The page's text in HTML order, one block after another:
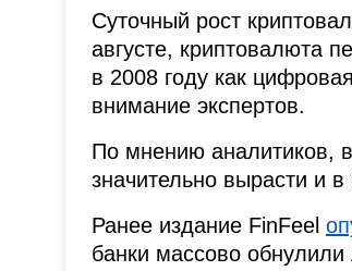
Суточный рост
августе, криптовалюта
в 2008 году как
внимание экспертов.
По мнению аналитиков,
значительно вырасти и
Ранее издание FinFeel
банки массово